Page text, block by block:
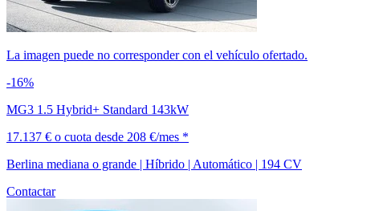
La imagen puede no corresponder con el vehículo ofertado.
-16%
MG3 1.5 Hybrid+ Standard 143kW
17.137 € o cuota desde 208 €/mes *
Berlina mediana o grande | Híbrido | Automático | 194 CV
Contactar